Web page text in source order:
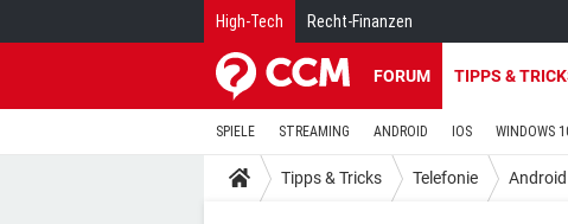
High-Tech Recht-Finanzen
FORUM TIPPS &
SPIELE STREAMING ANDROID IOS WINDOWS
Tipps & Tricks Telefonie Android